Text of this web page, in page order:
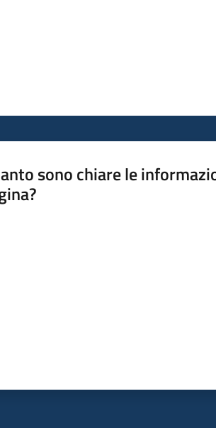
sono chiare le